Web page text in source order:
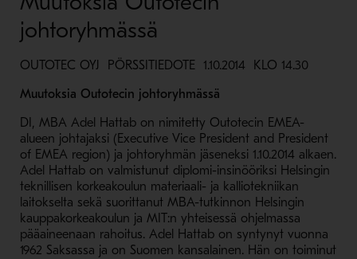
johtoryhmässä
OUTOTEC OYJ PÖRSSITIEDOTE 1.10.2014 KLO 14.30
Muutoksia Outotecin johtoryhmässä
DI, MBA Adel Hattab on nimitetty Outotecin EMEA-
alueen johtajaksi (Executive Vice President and President
of EMEA region) ja johtoryhmän jäseneksi 1.10.2014 alkaen.
Adel Hattab on valmistunut diplomi-insinööriksi Helsingin
teknillisen korkeakoulun materiaali- ja kalliotekniikan
laitokselta sekä suorittanut MBA-tutkinnon Helsingin
kauppakorkeakoulun ja MIT:n yhteisessä ohjelmassa
pääaineenaan rahoitus. Adel Hattab on syntynyt vuonna
1962 Saksassa ja on Suomen kansalainen. Hän on toiminut